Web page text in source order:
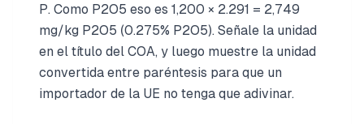
P. Como P2O5 eso es 1,200 × 2.291 = 2,749
mg/kg P2O5 (0.275% P2O5). Señale la unidad
en el título del COA, y luego muestre la unidad
convertida entre paréntesis para que un
importador de la UE no tenga que adivinar.